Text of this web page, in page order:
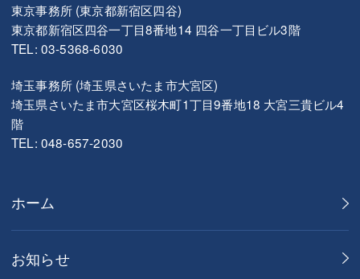
東京事務所 (東京都新宿区四谷)
東京都新宿区四谷一丁目8番地14 四谷一丁目ビル3階
TEL: 03-5368-6030
埼玉事務所 (埼玉県さいたま市大宮区)
埼玉県さいたま市大宮区桜木町1丁目9番地18 大宮三貴ビル4
階
TEL: 048-657-2030
ホーム
お知らせ